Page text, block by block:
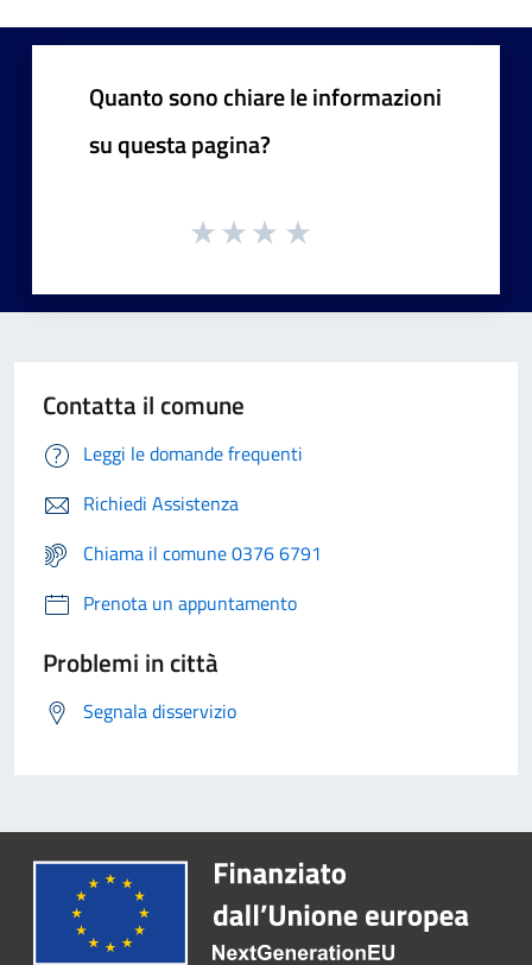
Quanto sono chiare le informazioni
su questa pagina?
Contatta il comune
Leggi le domande frequenti
Richiedi Assistenza
Chiama il comune 0376 6791
Prenota un appuntamento
Problemi in città
Segnala disservizio